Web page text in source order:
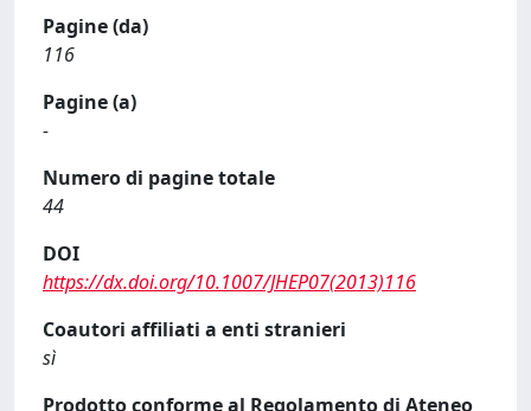
Pagine (da)
116
Pagine (a)
-
Numero di pagine totale
44
DOI
https://dx.doi.org/10.1007/JHEP07(2013)116
Coautori affiliati a enti stranieri
sì
Prodotto conforme al Regolamento di Ateneo